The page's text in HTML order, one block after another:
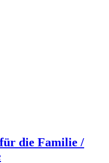
die Familie /